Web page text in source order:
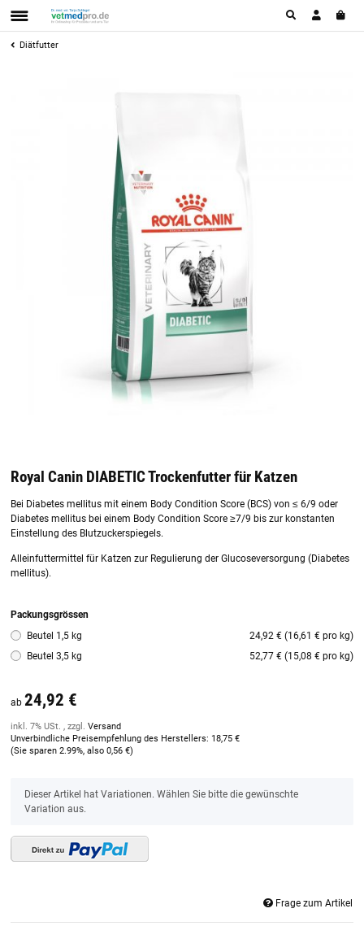
Diätfutter
Royal Canin DIABETIC Trockenfutter für Katzen
Bei Diabetes mellitus mit einem Body Condition Score (BCS) von ≤ 6/9 oder
Diabetes mellitus bei einem Body Condition Score ≥7/9 bis zur konstanten
Einstellung des Blutzuckerspiegels.
Alleinfuttermittel für Katzen zur Regulierung der Glucoseversorgung (Diabetes
mellitus).
Packungsgrössen
Beutel 1,5 kg
24,92 € (16,61 € pro kg)
Beutel 3,5 kg
52,77 € (15,08 € pro kg)
ab 24,92 €
inkl. 7% USt. , zzgl. Versand
Unverbindliche Preisempfehlung des Herstellers: 18,75 €
(Sie sparen 2.99%, also 0,56 €)
xDieser Artikel hat Variationen. Wählen Sie bitte die gewünschte
Variation aus.
Frage zum Artikel